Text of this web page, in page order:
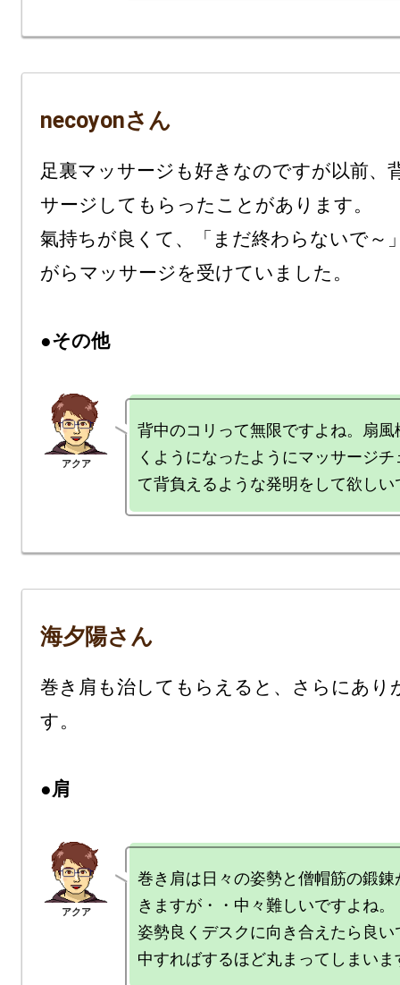
necoyonさん
足裏マッサージも好きなのですが以前、
サージしてもらったことがあります。
氣持ちが良くて、「まだ終わらないで～
がらマッサージを受けていました。
●その他
背中のコリって無限ですよね。扇風
くようになったようにマッサージ
海夕陽さん
巻き肩も治してもらえると、さらにあり
す。
●肩
巻き肩は日々の姿勢と僧帽筋の鍛錬
きますが・・中々難しいですよね。
姿勢良くデスクに向き合えたら良い